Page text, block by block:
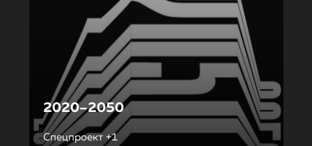
2020–2050
Спецпроект +1